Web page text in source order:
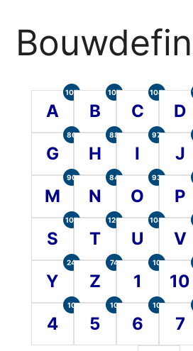
A
105
B
107
C
104
D
G
86
H
88
I
97
J
M
90
N
84
O
93
P
S
107
T
120
U
104
V
Y
24
Z
74
1
10
10
4
10
5
10
6
10
7